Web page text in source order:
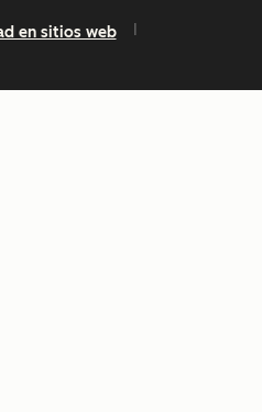
en sitios web